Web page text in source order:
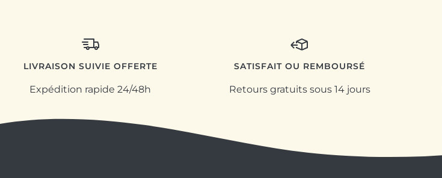
LIVRAISON SUIVIE OFFERTE
Expédition rapide 24/48h
SATISFAIT OU REMBOURSÉ
Retours gratuits sous 14 jours